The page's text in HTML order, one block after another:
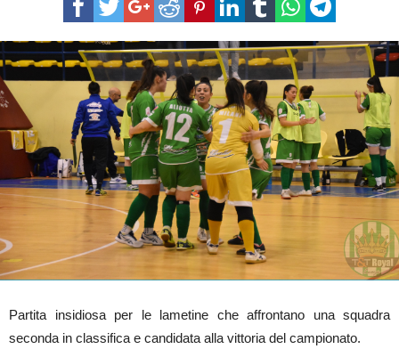
Partita insidiosa per le lametine che affrontano una squadra
seconda in classifica e candidata alla vittoria del campionato.